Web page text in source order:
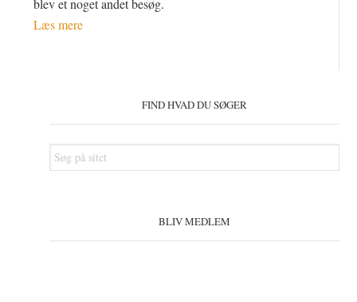
blev et noget andet besøg.
Læs mere
FIND HVAD DU SØGER
Søg
på
BLIV MEDLEM